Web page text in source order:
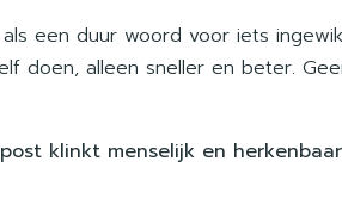
een duur woord voor iets
doen, alleen sneller en beter.
klinkt menselijk en